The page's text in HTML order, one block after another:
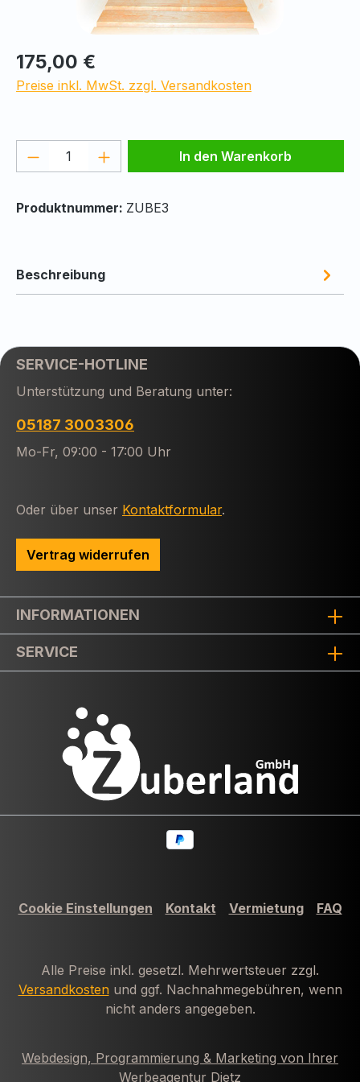
Regulärer Preis:
175,00 €
Preise inkl. MwSt. zzgl. Versandkosten
Produkt Anzahl: Gib denIn den Warenkorb
Produktnummer: ZUBE3
Beschreibung
SERVICE-HOTLINE
Unterstützung und Beratung unter:
05187 3003306
Mo-Fr, 09:00 - 17:00 Uhr
Oder über unser Kontaktformular.
Vertrag widerrufen
INFORMATIONEN
SERVICE
Cookie Einstellungen Kontakt Vermietung FAQ
Alle Preise inkl. gesetzl. Mehrwertsteuer zzgl.
Versandkosten und ggf. Nachnahmegebühren, wenn
nicht anders angegeben.
Webdesign, Programmierung & Marketing von Ihrer
Werbeagentur Dietz